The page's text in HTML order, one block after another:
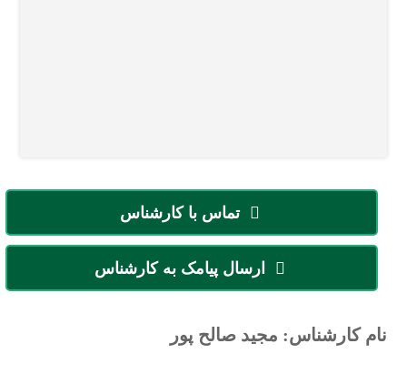
تماس با کارشناس
ارسال پیامک به کارشناس
نام کارشناس: مجید صالح پور